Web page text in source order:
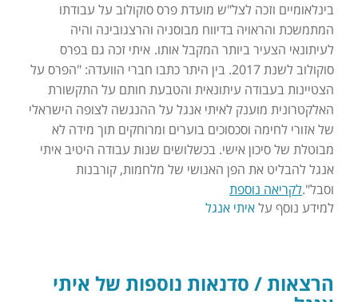
בינלאומיים וזכה לצל"ש מועדת פרס סוקולוב על עבודתו
המתמשכת והראויה בדיווח מבוסניה והרצגובינה והיה
לעיתונאי הצעיר ביותר המקבל אותו. איתי זכה גם בפרס
סוקולוב לשנת 2017. בין היתר כתבו חברי הוועדה: "הפרס על
הצטיינות בעבודה עיתונאית והטבעת חותם על התקשורת
האלקטרונית מוענק לאיתי אנגל על ההנגשה לצופה הישראלי
של אזורי לחימה וסכסוכים בוערים ומרוחקים תוך מידה לא
מבוטלת של סיכון אישי. בכשלושים שנות עבודה היטיב איתי
אנגל להבליט את הפן האנושי של מלחמות, קורבנות
וסבל".לקריאה נוספת
למידע נוסף עלאיתי אנגל
הרצאות / סדנאות נוספות של איתי